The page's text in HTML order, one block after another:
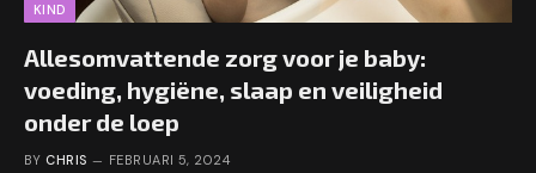
KIND
Allesomvattende zorg voor je baby:
voeding, hygiëne, slaap en veiligheid
onder de loep
BY CHRIS FEBRUARI 5, 2024